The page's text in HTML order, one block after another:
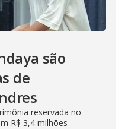
são
de
reservada no
R$ 3,4 milhões